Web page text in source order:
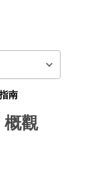
南
概觀